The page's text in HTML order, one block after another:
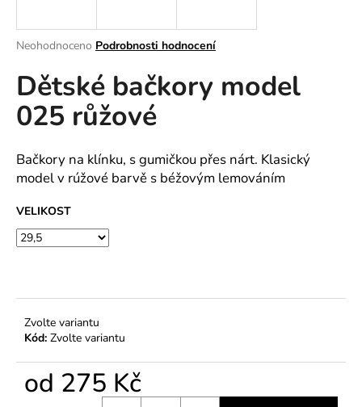
Průměrné
produktu
je
0,0
z
hvězdiček.
Neohodnoceno Podrobnosti hodnocení
Dětské bačkory model
025 růžové
Bačkory na klínku, s gumičkou přes nárt. Klasický
model v rúžové barvě s béžovým lemováním
VELIKOST
Zvolte variantu
Kód: Zvolte variantu
od 275 Kč
j
t
?
HLEDAT
p
u
č
u